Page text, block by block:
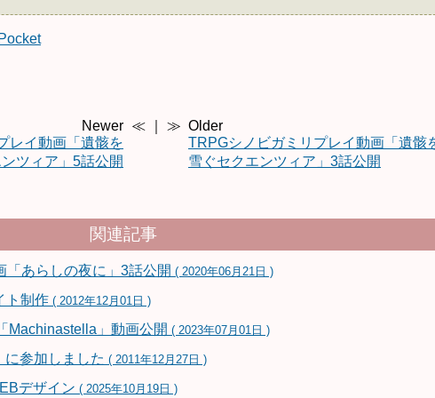
Pocket
Newer
レイ動画「遺骸を
ツィア」5話公開
≪ ｜ ≫ Older
TRPGシノビガミリプレイ動画「遺骸
雪ぐセクエンツィア」3話公開
関連記事
あらしの夜に」3話公開 ( 2020年06月21日 )
ト制作 ( 2012年12月01日 )
Machinastella」動画公開 ( 2023年07月01日 )
参加しました ( 2011年12月27日 )
デザイン ( 2025年10月19日 )